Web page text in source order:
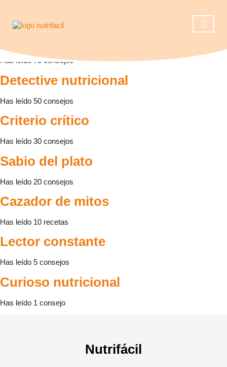
Has leído 100 consejos
Has leído 75 consejos
Detective nutricional
Has leído 50 consejos
Criterio crítico
Has leído 30 consejos
Sabio del plato
Has leído 20 consejos
Cazador de mitos
Has leído 10 recetas
Lector constante
Has leído 5 consejos
Curioso nutricional
Has leído 1 consejo
Nutrifácil